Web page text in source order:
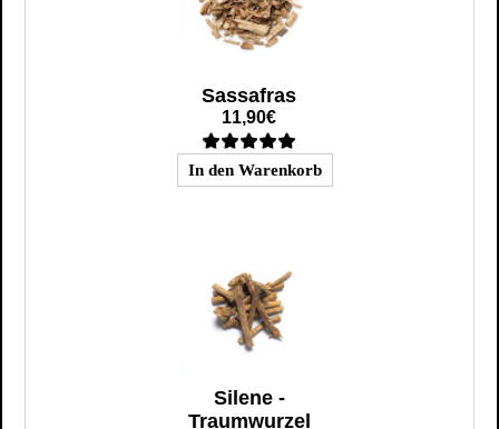
Sassafras
11,90€
Silene -
Traumwurzel